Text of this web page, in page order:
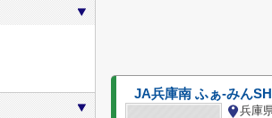
JA兵庫南 ふぁ-みん
兵庫